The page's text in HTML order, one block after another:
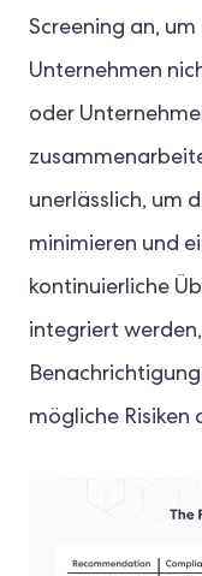
Screening an,
Unternehmen
oder
unerlässlich, um
minimieren und
kontinuierliche
integriert
mögliche Risiken